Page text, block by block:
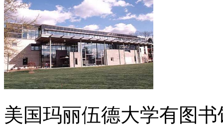
美国玛丽伍德大学有图